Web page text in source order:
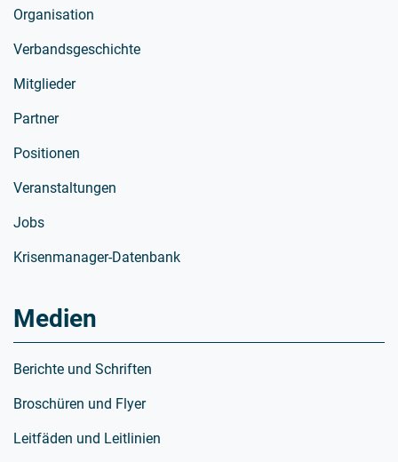
Organisation
Verbandsgeschichte
Mitglieder
Partner
Positionen
Veranstaltungen
Jobs
Krisenmanager-Datenbank
Medien
Berichte und Schriften
Broschüren und Flyer
Leitfäden und Leitlinien